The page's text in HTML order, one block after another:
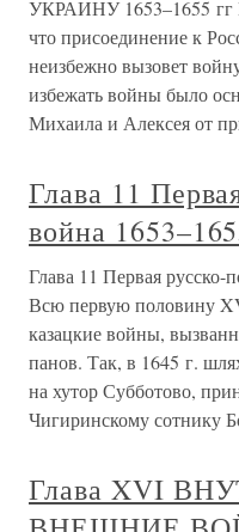
УКРАИНУ 1653–1655 гг
что присоединение к
неизбежно вызовет
избежать войны было
Михаила и Алексея от
Глава 11
война
Глава 11 Первая русско-
Всю первую половину
казацкие войны,
панов. Так, в 1645 г.
на хутор Субботово,
Чигиринскому сотнику
Глава XVI